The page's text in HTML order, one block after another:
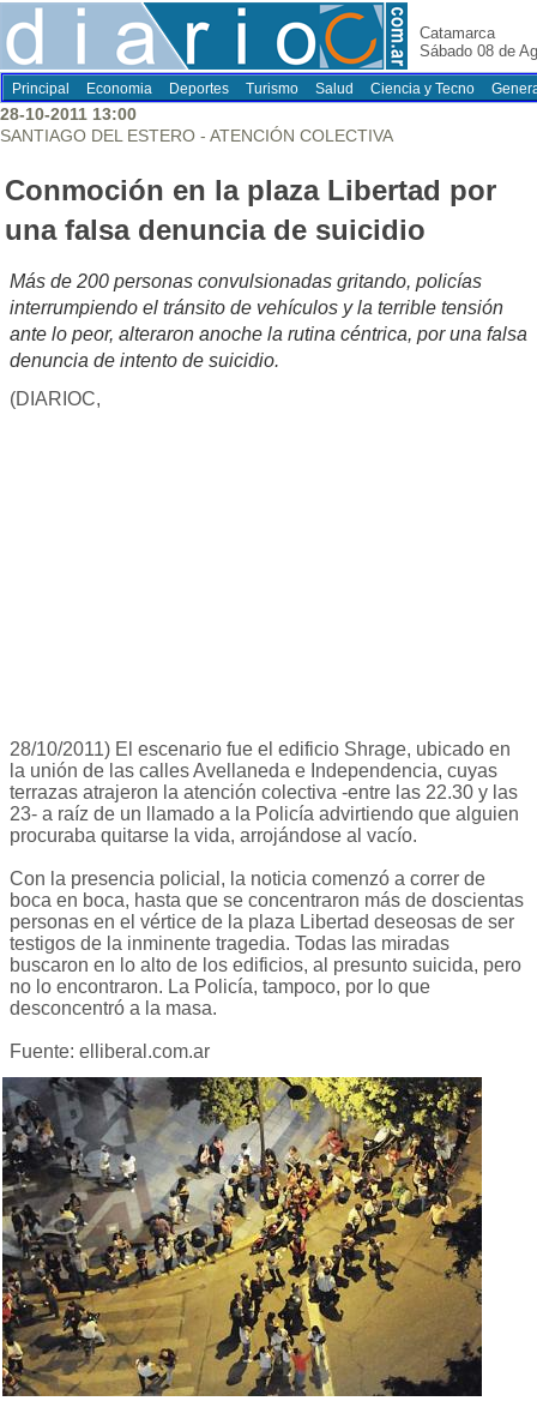
Catamarca
Sábado 08 de
Principal Economia Deportes Turismo Salud Ciencia y Tecno
28-10-2011 13:00
SANTIAGO DEL ESTERO - ATENCIÓN COLECTIVA
Conmoción en la plaza Libertad por
una falsa denuncia de suicidio
Más de 200 personas convulsionadas gritando, policías
interrumpiendo el tránsito de vehículos y la terrible tensión
ante lo peor, alteraron anoche la rutina céntrica, por una falsa
denuncia de intento de suicidio.
(DIARIOC,
28/10/2011) El escenario fue el edificio Shrage, ubicado en
la unión de las calles Avellaneda e Independencia, cuyas
terrazas atrajeron la atención colectiva -entre las 22.30 y las
23- a raíz de un llamado a la Policía advirtiendo que alguien
procuraba quitarse la vida, arrojándose al vacío.
Con la presencia policial, la noticia comenzó a correr de
boca en boca, hasta que se concentraron más de doscientas
personas en el vértice de la plaza Libertad deseosas de ser
testigos de la inminente tragedia. Todas las miradas
buscaron en lo alto de los edificios, al presunto suicida, pero
no lo encontraron. La Policía, tampoco, por lo que
desconcentró a la masa.
Fuente: elliberal.com.ar